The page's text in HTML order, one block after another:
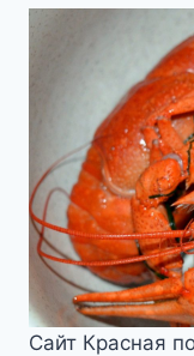
Сайт Красная